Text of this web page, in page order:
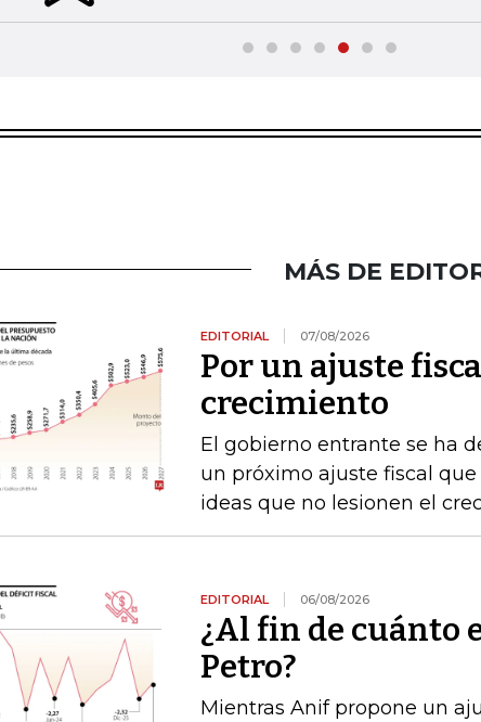
MÁS DE
EDITORIAL 07/08/2026
Por un ajuste
crecimiento
El gobierno entrante se ha
un próximo ajuste fiscal
ideas que no lesionen el
EDITORIAL 06/08/2026
¿Al fin de cuánto
Petro?
Mientras Anif propone un